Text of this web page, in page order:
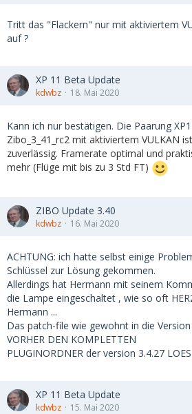
Tritt das "Flackern" nur mit aktiviertem
auf ?
XP 11 Beta Update
kdwbz 18. Mai 2020
Kann ich nur bestätigen. Die Paarung
Zibo_3_41_rc2 mit aktiviertem VULKAN
zuverlässig. Framerate optimal und
mehr (Flüge mit bis zu 3 Std FT)
ZIBO Update 3.40
kdwbz 16. Mai 2020
ACHTUNG: ich hatte selbst einige
Schlüssel zur Lösung gekommen.
Allerdings hat Hermann mit seinem
die Lampe eingeschaltet , wie so oft
Hermann ...
Das patch-file wie gewohnt in die Version
VORHER DEN KOMPLETTEN
PLUGINORDNER der version 3.4.27
XP 11 Beta Update
kdwbz 15. Mai 2020